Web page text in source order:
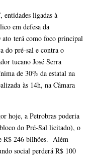
ligadas à
em defesa da
ato terá como foco principal
do pré-sal e contra o
tucano José Serra
de 30% da estatal na
às 14h, na Câmara
hoje, a Petrobras poderia
do Pré-Sal licitado), o
R$ 246 bilhões. Além
social perderá R$ 100